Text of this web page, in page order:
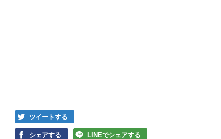
ツイートする
シェアする LINEでシェアする